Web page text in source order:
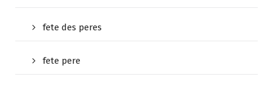
fete des peres
fete pere